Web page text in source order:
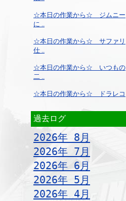
☆本日の作業から☆ ジムニー
に ..
☆本日の作業から☆ サファリ
仕 ..
☆本日の作業から☆ いつもの
二 ..
☆本日の作業から☆ ドラレコ
過去ログ
2026年 8月
2026年 7月
2026年 6月
2026年 5月
2026年 4月